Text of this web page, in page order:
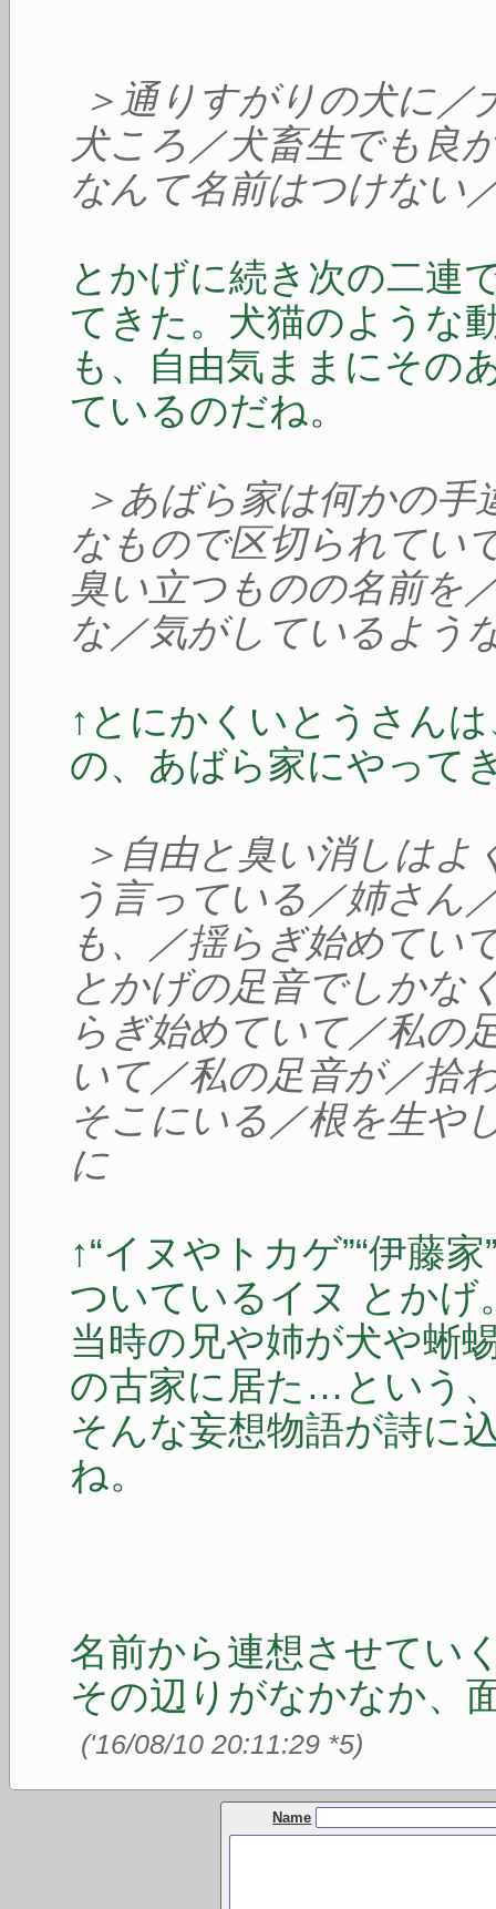
＞通りすがりの犬に
犬ころ／犬畜生でも良
なんて名前はつけない
とかげに続き次の二連
てきた。犬猫のような
も、自由気ままにその
ているのだね。
＞あばら家は何かの
なもので区切られてい
臭い立つものの名前を
な／気がしているよう
↑とにかくいとうさん
の、あばら家にやって
＞自由と臭い消しは
う言っている／姉さん
も、／揺らぎ始めてい
とかげの足音でしかな
らぎ始めていて／私の
いて／私の足音が／拾
そこにいる／根を生や
に
↑“イヌやトカゲ”“伊藤
ついているイヌ とかげ
当時の兄や姉が犬や蜥
の古家に居た…という
そんな妄想物語が詩に
ね。
名前から連想させてい
その辺りがなかなか、
('16/08/10 20:11:29 *5)
Name